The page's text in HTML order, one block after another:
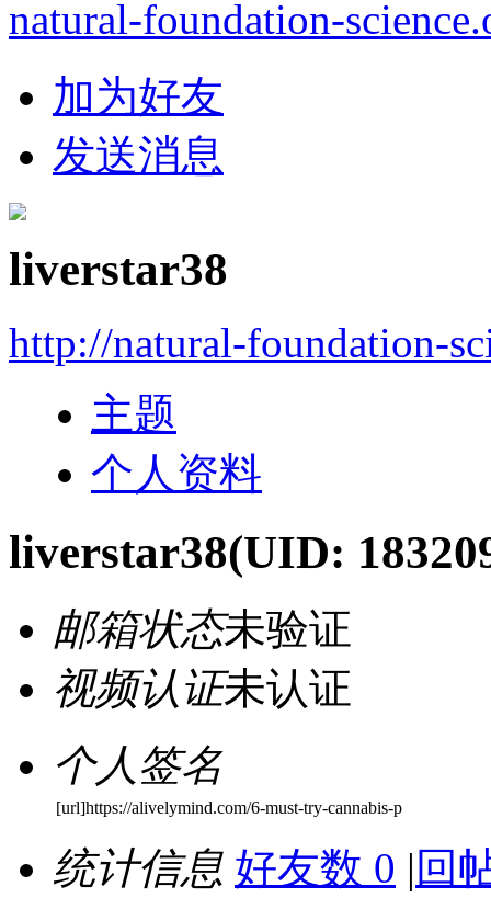
natural-foundation-
加为好友
发送消息
liverstar38
http://natural-foundation-
主题
个人资料
liverstar38(UID:
邮箱状态未验证
视频认证未认证
个人签名
[url]https://alivelymind.com/6-must-try-cannabis-p
统计信息 好友数 0 | 回